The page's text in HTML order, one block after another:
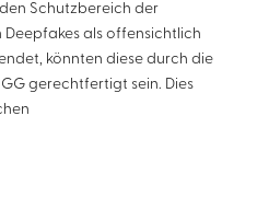
Schutzbereich der
als offensichtlich
könnten diese durch die
gerechtfertigt sein. Dies